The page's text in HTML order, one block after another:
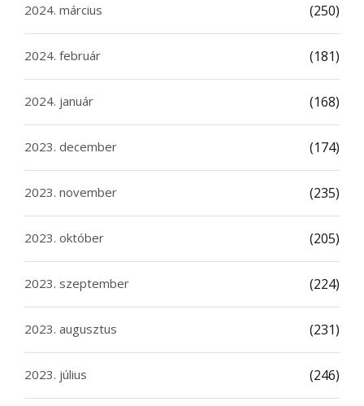
2024. március (250)
2024. február (181)
2024. január (168)
2023. december (174)
2023. november (235)
2023. október (205)
2023. szeptember (224)
2023. augusztus (231)
2023. július (246)